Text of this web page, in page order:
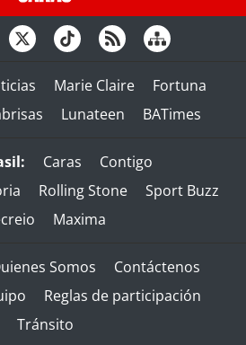
Marie Claire
Fortuna
Lunateen BATimes
Caras
Contigo
Rolling Stone
Sport Buzz
Maxima
Somos
Contáctenos
Reglas de participación
Tránsito